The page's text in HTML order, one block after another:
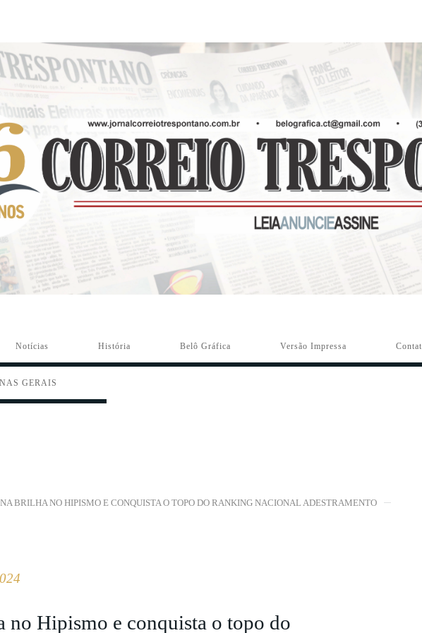
Notícias História Belô Gráfica Versão Impressa
GERAIS
BRILHA NO HIPISMO E CONQUISTA O TOPO DO RANKING NACIONAL ADESTRAMENTO
no Hipismo e conquista o topo do